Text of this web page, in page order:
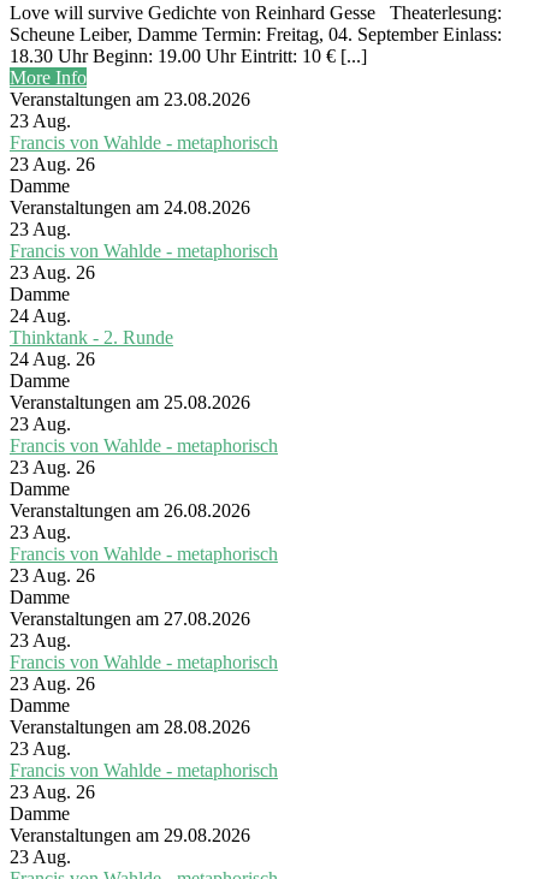
Love will survive Gedichte von Reinhard Gesse Theaterlesung:
Scheune Leiber, Damme Termin: Freitag, 04. September Einlass:
18.30 Uhr Beginn: 19.00 Uhr Eintritt: 10 € [...]
More Info
Veranstaltungen am 23.08.2026
23 Aug.
Francis von Wahlde - metaphorisch
23 Aug. 26
Damme
Veranstaltungen am 24.08.2026
23 Aug.
Francis von Wahlde - metaphorisch
23 Aug. 26
Damme
24 Aug.
Thinktank - 2. Runde
24 Aug. 26
Damme
Veranstaltungen am 25.08.2026
23 Aug.
Francis von Wahlde - metaphorisch
23 Aug. 26
Damme
Veranstaltungen am 26.08.2026
23 Aug.
Francis von Wahlde - metaphorisch
23 Aug. 26
Damme
Veranstaltungen am 27.08.2026
23 Aug.
Francis von Wahlde - metaphorisch
23 Aug. 26
Damme
Veranstaltungen am 28.08.2026
23 Aug.
Francis von Wahlde - metaphorisch
23 Aug. 26
Damme
Veranstaltungen am 29.08.2026
23 Aug.